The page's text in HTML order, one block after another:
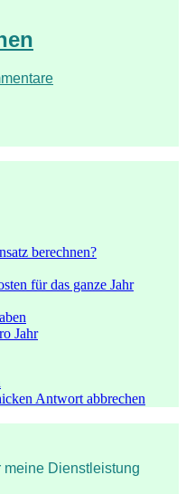
berechnen?
für das ganze Jahr
Jahr
Antwort abbrechen
Dienstleistung